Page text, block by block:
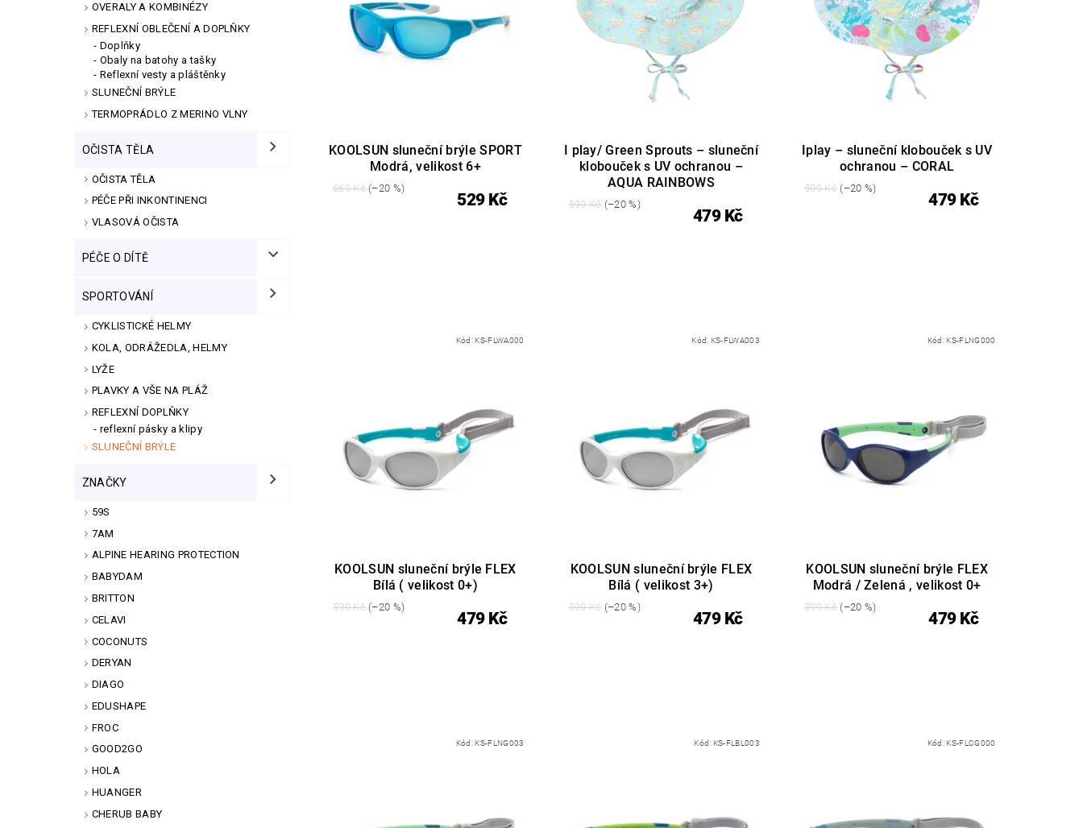
OVERALY A KOMBINÉZY
REFLEXNÍ OBLEČENÍ A DOPLŇKY
Doplňky
Obaly na batohy a tašky
Reflexní vesty a pláštěnky
SLUNEČNÍ BRÝLE
TERMOPRÁDLO Z MERINO VLNY
OČISTA TĚLA
OČISTA TĚLA
PÉČE PŘI INKONTINENCI
VLASOVÁ OČISTA
PÉČE O DÍTĚ
SPORTOVÁNÍ
CYKLISTICKÉ HELMY
KOLA, ODRÁŽEDLA, HELMY
LYŽE
PLAVKY A VŠE NA PLÁŽ
REFLEXNÍ DOPLŇKY
reflexní pásky a klipy
SLUNEČNÍ BRÝLE
ZNAČKY
59S
7AM
ALPINE HEARING PROTECTION
BABYDAM
BRITTON
CELAVI
COCONUTS
DERYAN
DIAGO
EDUSHAPE
FROC
GOOD2GO
HOLA
HUANGER
CHERUB BABY
KOOLSUN sluneční brýle SPORT
Modrá, velikost 6+
669 Kč(–20 %)
529 Kč
I play/ Green Sprouts – sluneční
klobouček s UV ochranou –
AQUA RAINBOWS
599 Kč (–20 %)
479 Kč
Iplay – sluneční klobouček s UV
ochranou – CORAL
599 Kč (–20 %)
479 Kč
Kód: KS-FLWA000
KOOLSUN sluneční brýle FLEX
Bílá ( velikost 0+)
599 Kč(–20 %)
479 Kč
Kód: KS-FLWA003
KOOLSUN sluneční brýle FLEX
Bílá ( velikost 3+)
599 Kč (–20 %)
479 Kč
Kód: KS-FLNG000
KOOLSUN sluneční brýle FLEX
Modrá / Zelená , velikost 0+
599 Kč (–20 %)
479 Kč
Kód: KS-FLNG003 Kód: KS-FLBL003 Kód: KS-FLCG000